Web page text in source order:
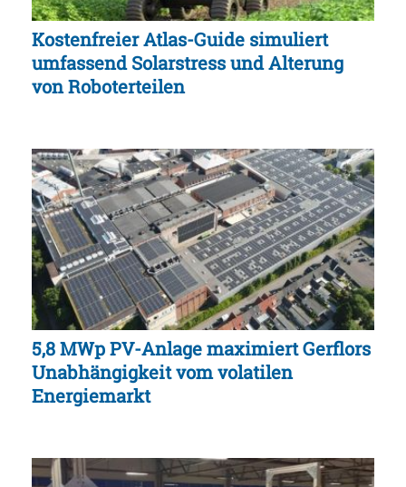
Kostenfreier Atlas-Guide simuliert
umfassend Solarstress und Alterung
von Roboterteilen
5,8 MWp PV-Anlage maximiert Gerflors
Unabhängigkeit vom volatilen
Energiemarkt